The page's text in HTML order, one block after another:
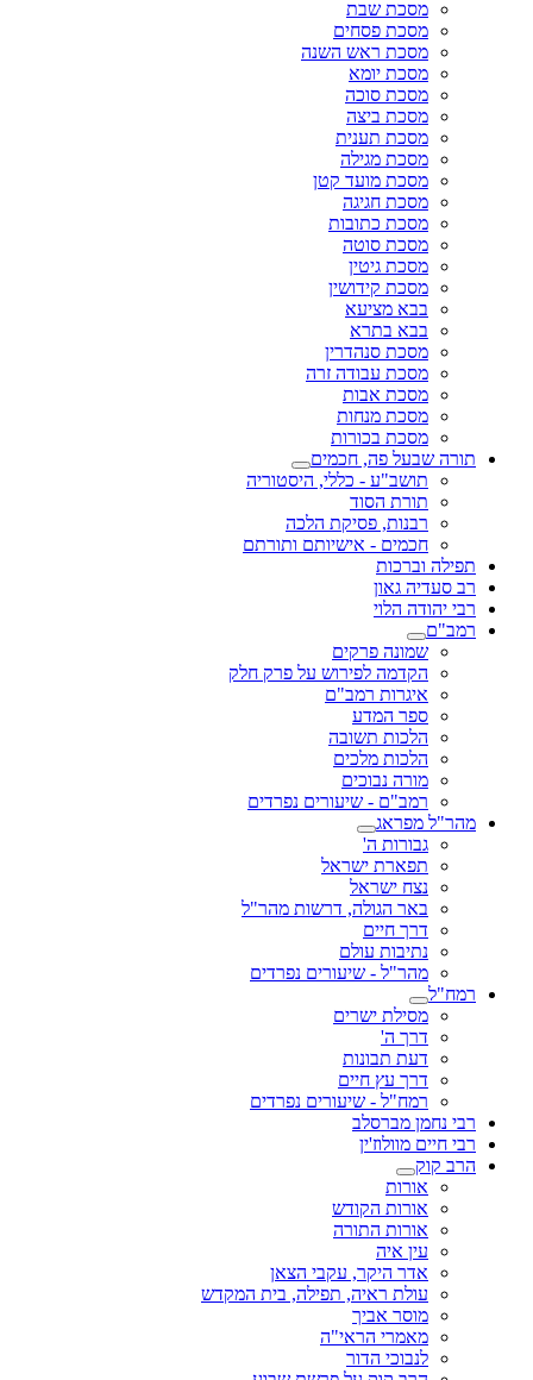
מסכת שבת
מסכת פסחים
מסכת ראש השנה
מסכת יומא
מסכת סוכה
מסכת ביצה
מסכת תענית
מסכת מגילה
מסכת מועד קטן
מסכת חגיגה
מסכת כתובות
מסכת סוטה
מסכת גיטין
מסכת קידושין
בבא מציעא
בבא בתרא
מסכת סנהדרין
מסכת עבודה זרה
מסכת אבות
מסכת מנחות
מסכת בכורות
תורה שבעל פה, חכמים
תושב"ע - כללי, היסטוריה
תורת הסוד
רבנות, פסיקת הלכה
חכמים - אישיותם ותורתם
תפילה וברכות
רב סעדיה גאון
רבי יהודה הלוי
רמב"ם
שמונה פרקים
הקדמה לפירוש על פרק חלק
איגרות רמב"ם
ספר המדע
הלכות תשובה
הלכות מלכים
מורה נבוכים
רמב"ם - שיעורים נפרדים
מהר"ל מפראג
גבורות ה'
תפארת ישראל
נצח ישראל
באר הגולה, דרשות מהר"ל
דרך חיים
נתיבות עולם
מהר"ל - שיעורים נפרדים
רמח"ל
מסילת ישרים
דרך ה'
דעת תבונות
דרך עץ חיים
רמח"ל - שיעורים נפרדים
רבי נחמן מברסלב
רבי חיים מוולוז'ין
הרב קוק
אורות
אורות הקודש
אורות התורה
עין איה
אדר היקר, עקבי הצאן
עולת ראיה, תפילה, בית המקדש
מוסר אביך
מאמרי הראי"ה
לנבוכי הדור